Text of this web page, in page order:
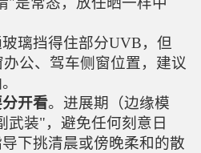
璃挡得住部分UVB，但
公、驾车侧窗位置，建议
开看。进展期（边缘模
武装"，避免任何刻意日
下挑清晨或傍晚柔和的散